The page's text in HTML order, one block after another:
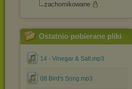
zachomikowane
Ostatnio pobierane pliki
14 - Vinegar & Salt.mp3
08 Bird's Song.mp3